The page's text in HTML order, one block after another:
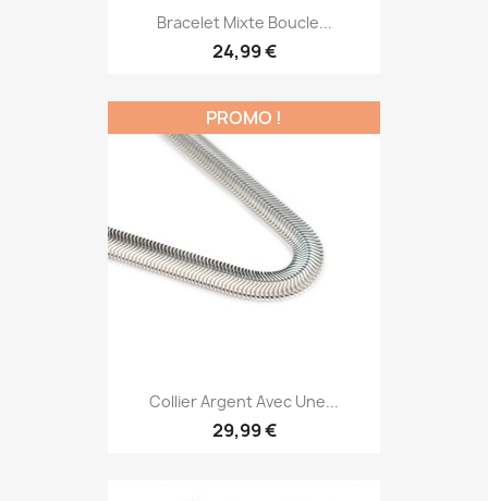
Bracelet Mixte Boucle...
24,99 €
Collier Argent Avec Une...
29,99 €
PROMO !